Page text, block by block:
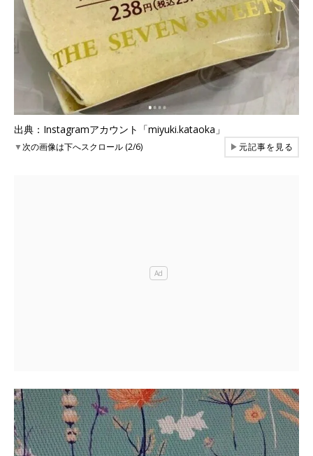
出典：Instagramアカウント「miyuki.kataoka」
▼次の画像は下へスクロール (2/6) ▶元記事を見る